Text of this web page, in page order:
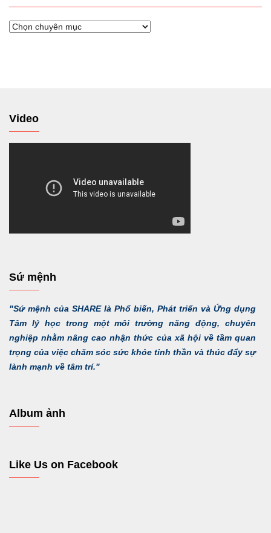
Chuyển
Video
Sứ mệnh
"Sứ mệnh của SHARE là Phổ biến, Phát triển và Ứng dụng
Tâm lý học trong một môi trường năng động, chuyên
nghiệp nhằm nâng cao nhận thức của xã hội về tầm quan
trọng của việc chăm sóc sức khỏe tinh thần và thúc đẩy sự
lành mạnh về tâm trí."
Album ảnh
Like Us on Facebook